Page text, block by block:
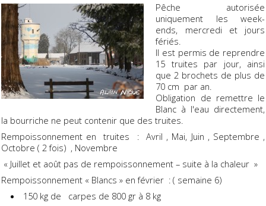
Pêche autorisée
uniquement les week-
ends, mercredi et jours
fériés.
Il est permis de reprendre
15 truites par jour, ainsi
que 2 brochets de plus de
70 cm par an.
Obligation de remettre le
Blanc à l'eau directement,
la bourriche ne peut contenir que des truites.
Rempoissonnement en truites : Avril , Mai, Juin , Septembre ,
Octobre ( 2 fois) , Novembre
« Juillet et août pas de rempoissonnement – suite à la chaleur »
Rempoissonnement « Blancs » en février : ( semaine 6)
150 kg de carpes de 800 gr à 8 kg